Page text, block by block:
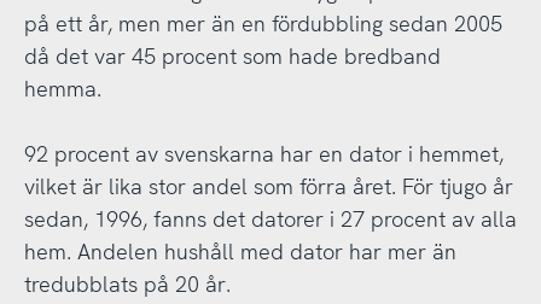
på ett år, men mer än en fördubbling sedan 2005
då det var 45 procent som hade bredband
hemma.
92 procent av svenskarna har en dator i hemmet,
vilket är lika stor andel som förra året. För tjugo år
sedan, 1996, fanns det datorer i 27 procent av alla
hem. Andelen hushåll med dator har mer än
tredubblats på 20 år.